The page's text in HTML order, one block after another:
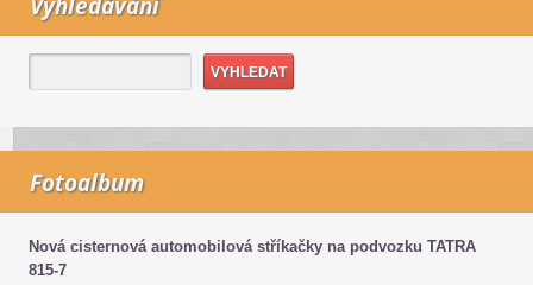
Fotoalbum
Nová cisternová automobilová stříkačky na podvozku TATRA
815-7